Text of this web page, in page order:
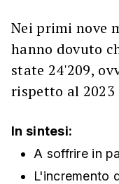
Nei primi nove
hanno dovuto
state 24'209,
rispetto al 2023
In sintesi:
A soffrire in
L'incremento